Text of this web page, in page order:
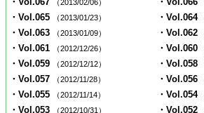
（2013/02/06）
・Vol.065 （2013/01/23） ・Vol.064
・Vol.063 （2013/01/09） ・Vol.062
・Vol.061 （2012/12/26） ・Vol.060
・Vol.059 （2012/12/12） ・Vol.058
・Vol.057 （2012/11/28） ・Vol.056
・Vol.055 （2012/11/14） ・Vol.054
・Vol.053 （2012/10/31） ・Vol.052